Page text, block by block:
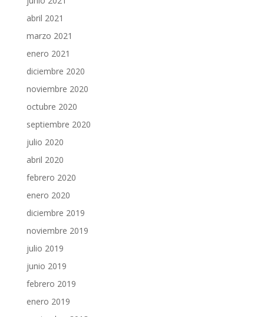
abril 2021
marzo 2021
enero 2021
diciembre 2020
noviembre 2020
octubre 2020
septiembre 2020
julio 2020
abril 2020
febrero 2020
enero 2020
diciembre 2019
noviembre 2019
julio 2019
junio 2019
febrero 2019
enero 2019